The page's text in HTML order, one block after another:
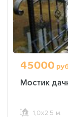
45000
Мостик
1,0х2,5 м.